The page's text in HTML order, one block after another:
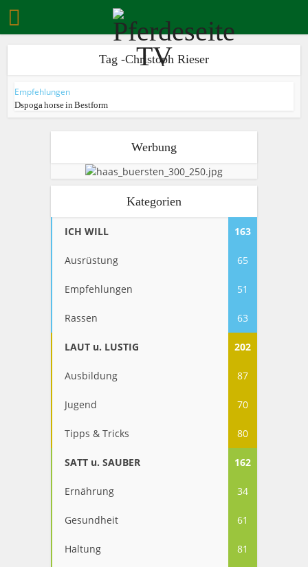
Tag -Christoph Rieser
Empfehlungen
Dspoga horse in Bestform
Werbung
Kategorien
ICH WILL 163
Ausrüstung 65
Empfehlungen 51
Rassen 63
LAUT u. LUSTIG 202
Ausbildung 87
Jugend 70
Tipps & Tricks 80
SATT u. SAUBER 162
Ernährung 34
Gesundheit 61
Haltung 81